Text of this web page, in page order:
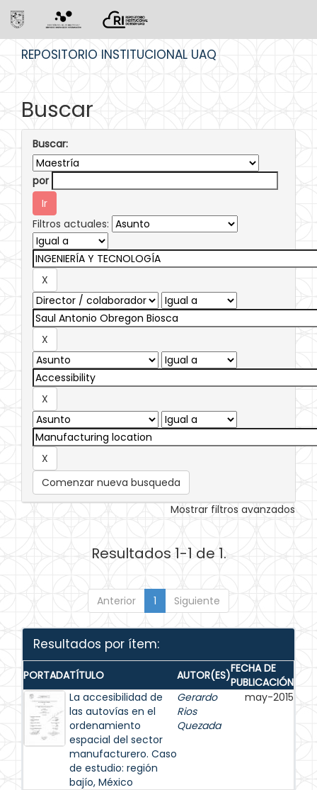
REPOSITORIO INSTITUCIONAL UAQ
Buscar
Buscar:
por
Filtros actuales:
Comenzar nueva busqueda
Mostrar filtros avanzados
Resultados 1-1 de 1.
Anterior 1 Siguiente
Resultados por ítem:
PORTADATÍTULO AUTOR(ES)FECHA DE
PUBLICACIÓN
La accesibilidad de
las autovías en el
ordenamiento
espacial del sector
manufacturero. Caso
de estudio: región
bajío, México
Gerardo
Rios
Quezada
may-2015